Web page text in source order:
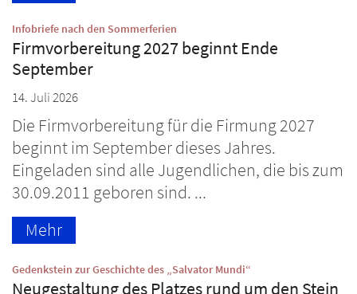
Infobriefe nach den Sommerferien
Firmvorbereitung 2027 beginnt Ende
September
14. Juli 2026
Die Firmvorbereitung für die Firmung 2027
beginnt im September dieses Jahres.
Eingeladen sind alle Jugendlichen, die bis zum
30.09.2011 geboren sind. ...
Mehr
Gedenkstein zur Geschichte des „Salvator Mundi“
Neugestaltung des Platzes rund um den Stein